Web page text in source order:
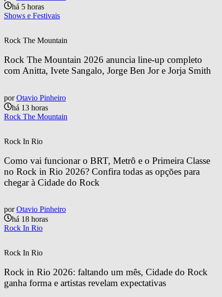
há 5 horas
Shows e Festivais
Rock The Mountain
Rock The Mountain 2026 anuncia line-up completo
com Anitta, Ivete Sangalo, Jorge Ben Jor e Jorja Smith
por Otavio Pinheiro
há 13 horas
Rock The Mountain
Rock In Rio
Como vai funcionar o BRT, Metrô e o Primeira Classe
no Rock in Rio 2026? Confira todas as opções para
chegar à Cidade do Rock
por Otavio Pinheiro
há 18 horas
Rock In Rio
Rock In Rio
Rock in Rio 2026: faltando um mês, Cidade do Rock
ganha forma e artistas revelam expectativas